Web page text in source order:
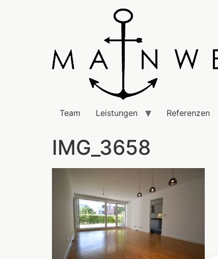
Team Leistungen Referenzen
IMG_3658